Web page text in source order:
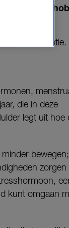
verloren
je menstruatie.
die in deze
legt uit hoe
zorgen
kunt omgaan